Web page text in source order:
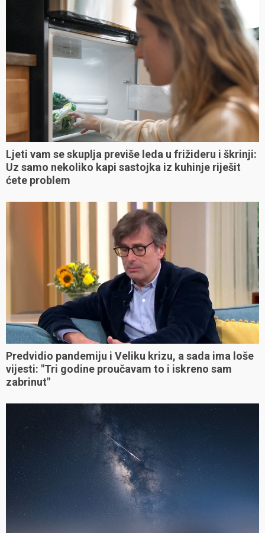
Ljeti vam se skuplja previše leda u frižideru i škrinji:
Uz samo nekoliko kapi sastojka iz kuhinje riješit
ćete problem
Predvidio pandemiju i Veliku krizu, a sada ima loše
vijesti: "Tri godine proučavam to i iskreno sam
zabrinut"